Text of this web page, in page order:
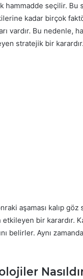
hammadde seçilir. Bu
kadar birçok
vardır. Bu nedenle,
stratejik bir karardır.
aşaması kalıp göz
bir karardır.
belirler. Aynı